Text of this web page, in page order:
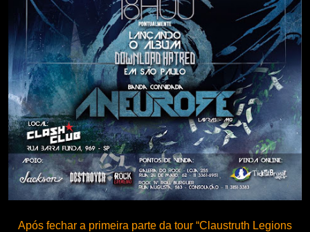
Após fechar a primeira parte da tour “Claustruth Legions